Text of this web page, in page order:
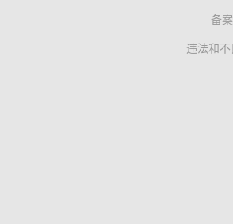
备案
违法和